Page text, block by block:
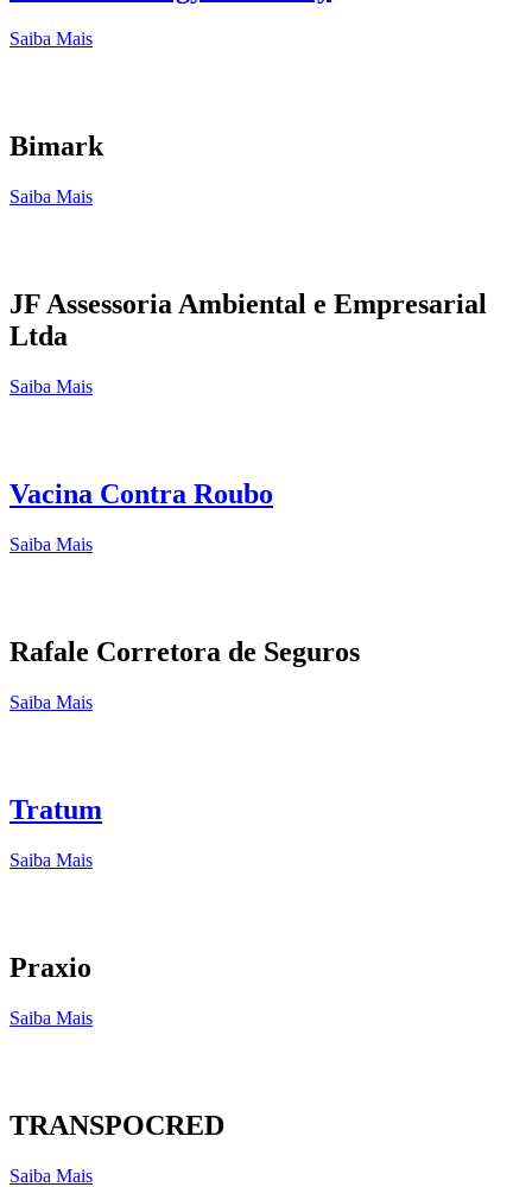
Saiba Mais
Bimark
Saiba Mais
JF Assessoria Ambiental e Empresarial
Ltda
Saiba Mais
Vacina Contra Roubo
Saiba Mais
Rafale Corretora de Seguros
Saiba Mais
Tratum
Saiba Mais
Praxio
Saiba Mais
TRANSPOCRED
Saiba Mais